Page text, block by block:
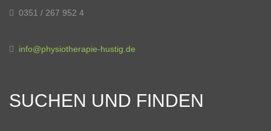
0351 / 267 952 4
info@physiotherapie-hustig.de
SUCHEN UND FINDEN